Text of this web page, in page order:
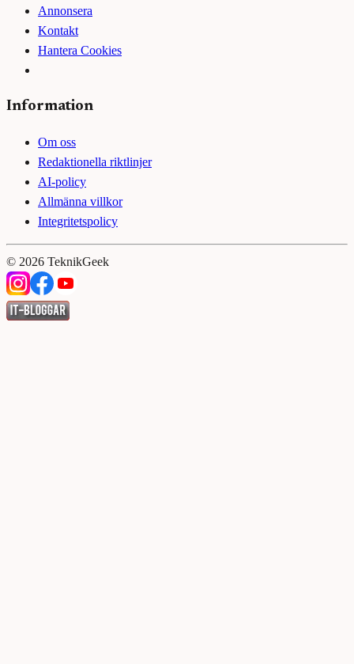
Annonsera
Kontakt
Hantera Cookies
Information
Om oss
Redaktionella riktlinjer
AI-policy
Allmänna villkor
Integritetspolicy
© 2026 TeknikGeek